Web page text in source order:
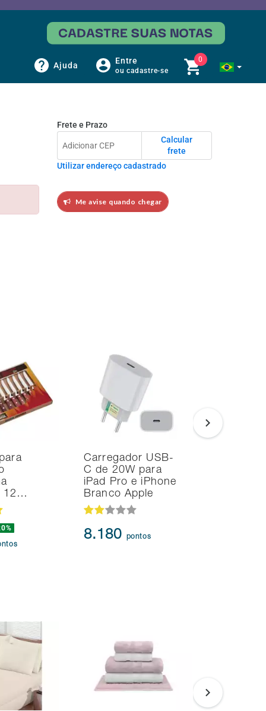
Ajuda Entre
ou cadastre-se
0
Frete e Prazo
Calcular
frete
Utilizar endereço cadastrado
Me avise quando chegar
12…
Carregador USB-
C de 20W para
iPad Pro e iPhone
Branco Apple
8.180 pontos